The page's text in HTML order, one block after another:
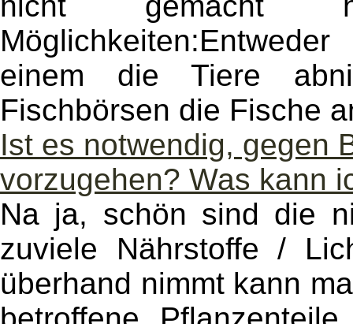
einem die Tiere
Fischbörsen die Fische
Ist es notwendig, gegen
vorzugehen? Was kann
Na ja, schön sind die
zuviele Nährstoffe /
überhand nimmt kann